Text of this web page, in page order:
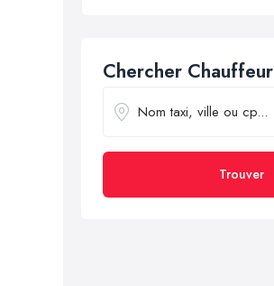
Chercher Chauffeur
Trouver